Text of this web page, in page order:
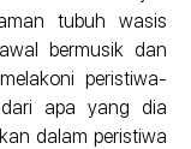
tubuh wasis
bermusik dan
peristiwa-
apa yang dia
dalam peristiwa